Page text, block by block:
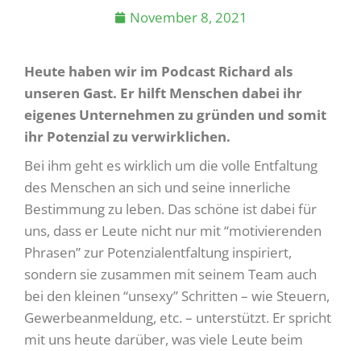
November 8, 2021
Heute haben wir im Podcast Richard als
unseren Gast. Er hilft Menschen dabei ihr
eigenes Unternehmen zu gründen und somit
ihr Potenzial zu verwirklichen.
Bei ihm geht es wirklich um die volle Entfaltung
des Menschen an sich und seine innerliche
Bestimmung zu leben. Das schöne ist dabei für
uns, dass er Leute nicht nur mit “motivierenden
Phrasen” zur Potenzialentfaltung inspiriert,
sondern sie zusammen mit seinem Team auch
bei den kleinen “unsexy” Schritten – wie Steuern,
Gewerbeanmeldung, etc. – unterstützt. Er spricht
mit uns heute darüber, was viele Leute beim